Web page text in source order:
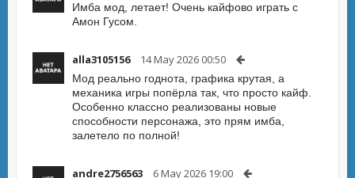
Имба мод, летает! Очень кайфово играть с
Амон Гусом.
alla3105156 14 May 2026 00:50
Мод реально годнота, графика крутая, а
механика игры попёрла так, что просто кайф.
Особенно классно реализованы новые
способности персонажа, это прям имба,
залетело по полной!
andre2756563 6 May 2026 19:00